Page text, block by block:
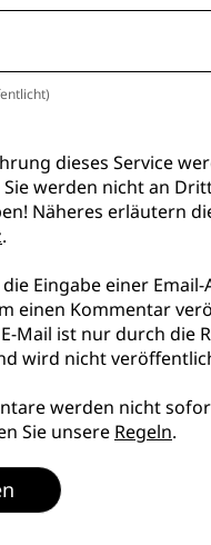
dieses Service
werden nicht an
Näheres erläutern
.
Eingabe einer Email-
einen Kommentar
Mail ist nur durch die
wird nicht
werden nicht
Sie unsere Regeln.